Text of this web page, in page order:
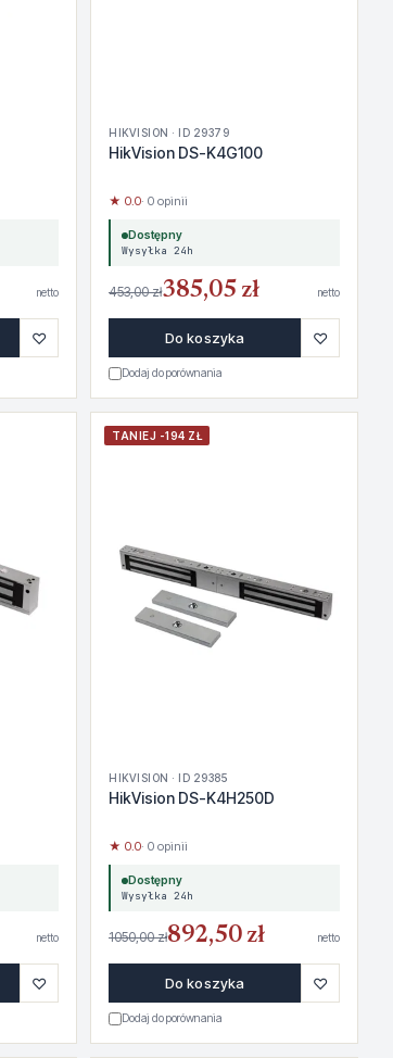
netto
♡
HIKVISION · ID 29379
HikVision DS-K4G100
★ 0.0· 0 opinii
Dostępny
Wysyłka 24h
453,00 zł385,05 zł netto
Do koszyka ♡
Dodaj do porównania
netto
♡
TANIEJ -194 ZŁ
HIKVISION · ID 29385
HikVision DS-K4H250D
★ 0.0· 0 opinii
Dostępny
Wysyłka 24h
1050,00 zł892,50 zł netto
Do koszyka ♡
Dodaj do porównania